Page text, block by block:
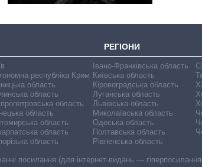
РЕГІОНИ
республіка Крим
область
область
область
область
область
область
область
Івано-Франківська область
Київська область
Кіровоградська область
Луганська область
Львівська область
Миколаївська область
Одеська область
Полтавська область
Рівненська область
посилання (для інтернет-видань —